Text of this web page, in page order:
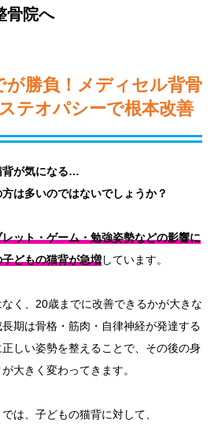
骨院へ
が勝負！メディセル背骨
テオパシーで根本改善
背が気になる…
は多いのではないでしょうか？
ット・ゲーム・勉強姿勢などの影響に
どもの猫背が急増しています。
く、20歳までに改善できるかが大きな
期は骨格・筋肉・自律神経が発達する
しい姿勢を整えることで、その後の身
大きく変わってきます。
は、子どもの猫背に対して、